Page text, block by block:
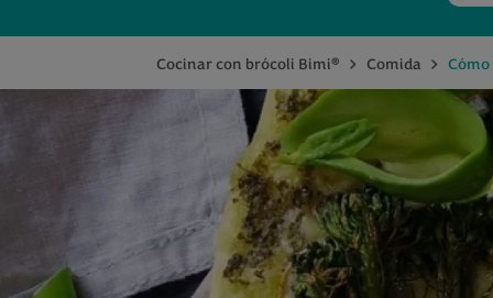
Cocinar con brócoli Bimi® Comida